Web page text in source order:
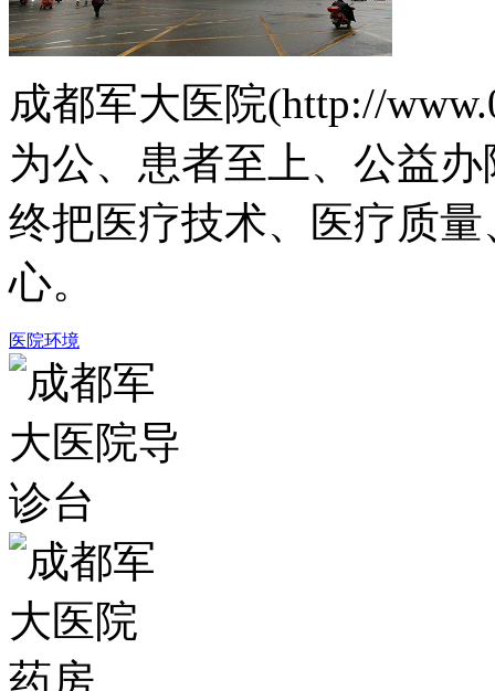
成都军大医院(http://
为公、患者至上、公益
终把医疗技术、医疗质
心。
医院环境